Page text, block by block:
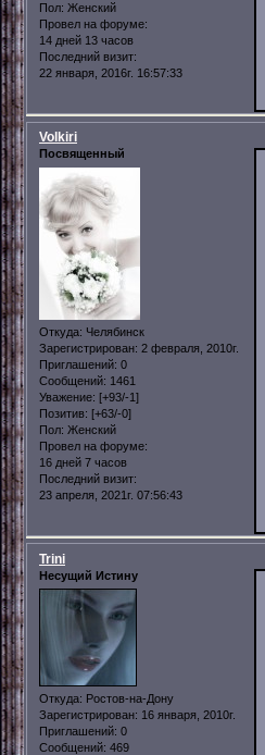
Пол: Женский
Провел на форуме:
14 дней 13 часов
Последний визит:
22 января, 2016г. 16:57:33
Volkiri
Посвященный
Откуда: Челябинск
Зарегистрирован: 2 февраля, 2010г.
Приглашений: 0
Сообщений: 1461
Уважение: [+93/-1]
Позитив: [+63/-0]
Пол: Женский
Провел на форуме:
16 дней 7 часов
Последний визит:
23 апреля, 2021г. 07:56:43
Trini
Несущий Истину
Откуда: Ростов-на-Дону
Зарегистрирован: 16 января, 2010г.
Приглашений: 0
Сообщений: 469